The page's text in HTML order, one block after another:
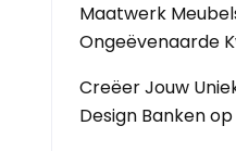
Maatwerk
Ongeëvenaarde
Creëer Jouw
Design Banken